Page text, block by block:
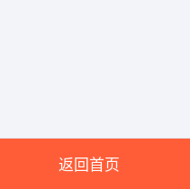
返回首页